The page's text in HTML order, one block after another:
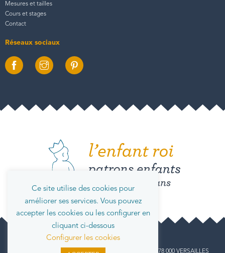
Mesures et tailles
Cours et stages
Contact
Réseaux sociaux
info@lenfantroi.fr L' Enfant Roi, 14 rue Carnot, 78 000 VERSAILLES
Ce site utilise des cookies pour
améliorer ses services. Vous pouvez
accepter les cookies ou les configurer en
cliquant ci-dessous
Configurer les cookies